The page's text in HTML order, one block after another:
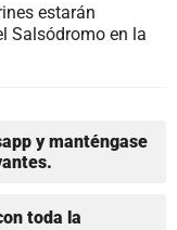
estarán
Salsódromo en la
y manténgase
toda la